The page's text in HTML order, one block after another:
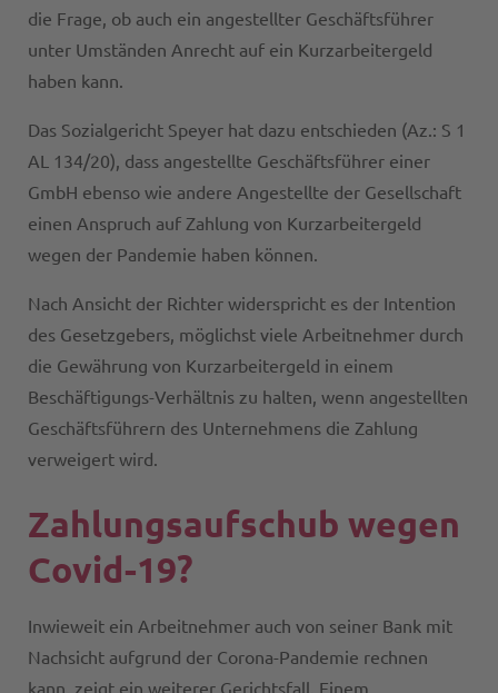
die Frage, ob auch ein angestellter Geschäftsführer
unter Umständen Anrecht auf ein Kurzarbeitergeld
haben kann.
Das Sozialgericht Speyer hat dazu entschieden (Az.: S 1
AL 134/20), dass angestellte Geschäftsführer einer
GmbH ebenso wie andere Angestellte der Gesellschaft
einen Anspruch auf Zahlung von Kurzarbeitergeld
wegen der Pandemie haben können.
Nach Ansicht der Richter widerspricht es der Intention
des Gesetzgebers, möglichst viele Arbeitnehmer durch
die Gewährung von Kurzarbeitergeld in einem
Beschäftigungs-Verhältnis zu halten, wenn angestellten
Geschäftsführern des Unternehmens die Zahlung
verweigert wird.
Zahlungsaufschub wegen
Covid-19?
Inwieweit ein Arbeitnehmer auch von seiner Bank mit
Nachsicht aufgrund der Corona-Pandemie rechnen